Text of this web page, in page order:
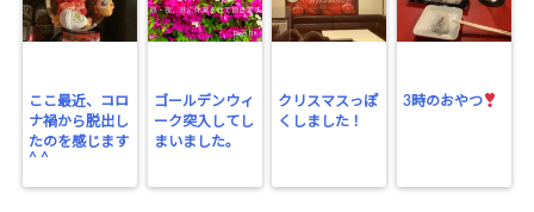
ここ最近、コロ
ナ禍から脱出し
たのを感じます
^ ^
ゴールデンウィ
ーク突入してし
まいました。
クリスマスっぽ
くしました！
3時のおやつ